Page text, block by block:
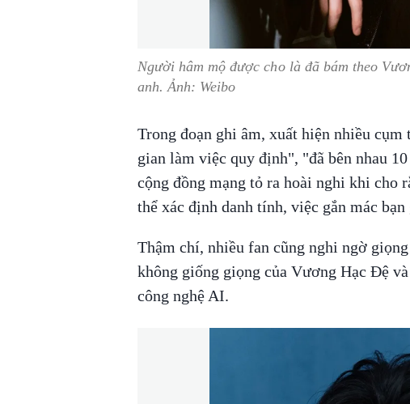
Người hâm mộ được cho là đã bám theo
anh. Ảnh: Weibo
Trong đoạn ghi âm, xuất hiện nhiều
gian làm việc quy định", "đã bên nhau
cộng đồng mạng tỏ ra hoài nghi khi cho
thể xác định danh tính, việc gắn mác
Thậm chí, nhiều fan cũng nghi ngờ
không giống giọng của Vương Hạc Đệ
công nghệ AI.